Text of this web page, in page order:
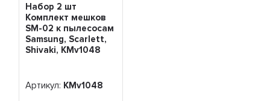
Набор 2 шт
Комплект мешков
SM-02 к пылесосам
Samsung, Scarlett,
Shivaki, KMv1048
Артикул: KMv1048